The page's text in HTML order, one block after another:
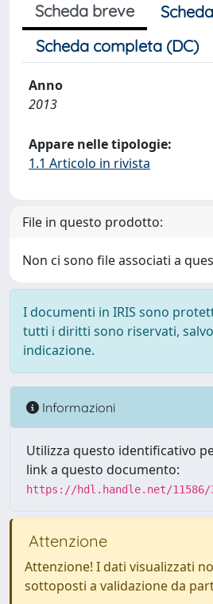
Scheda breve
Scheda completa (DC)
Anno
2013
Appare nelle tipologie:
1.1 Articolo in rivista
File in questo prodotto:
Non ci sono file associati a
I documenti in IRIS sono
tutti i diritti sono riservati,
indicazione.
Informazioni
Utilizza questo identificativo
link a questo documento:
https://hdl.handle.net/11586/
Attenzione
Attenzione! I dati visualizzati
sottoposti a validazione da